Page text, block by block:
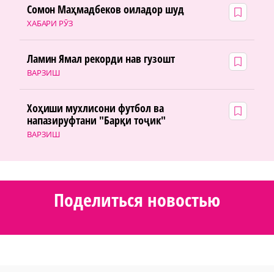
ХАБАРИ РӮЗ
Сомон Маҳмадбеков оиладор шуд
ВАРЗИШ
Ламин Ямал рекорди нав гузошт
ВАРЗИШ
Хоҳиши мухлисони футбол ва
напазируфтани "Барқи тоҷик"
Поделиться новостью